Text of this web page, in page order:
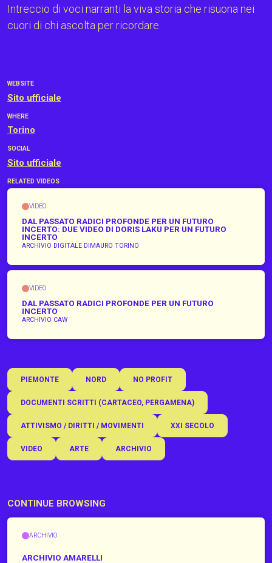
WEBSITE
Sito ufficiale
WHERE
Torino
SOCIAL
Sito ufficiale
RELATED VIDEOS
VIDEO
DAL PASSATO RADICI PROFONDE PER UN FUTURO
INCERTO: DUE VIDEO DI DORIS LAKU PER UN FUTURO
INCERTO
ARCHIVIO DIGITALE DIMAURO TORINO
VIDEO
DAL PASSATO RADICI PROFONDE PER UN FUTURO
INCERTO
ARCHIVIO CAW
PIEMONTE NORD NO PROFIT
DOCUMENTI SCRITTI (CARTACEO, PERGAMENA)
ATTIVISMO / DIRITTI / MOVIMENTI XXI SECOLO
VIDEO ARTE ARCHIVIO
Intreccio di voci narranti la viva storia che risuona nei
cuori di chi ascolta per ricordare.
CONTINUE BROWSING
ARCHIVIO
ARCHIVIO AMARELLI